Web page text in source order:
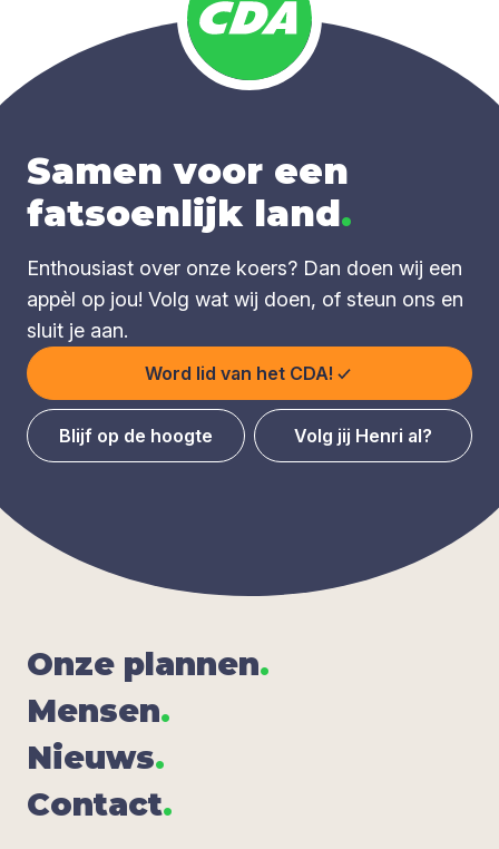
Samen voor een
fatsoenlijk land.
Enthousiast over onze koers? Dan doen wij een
appèl op jou! Volg wat wij doen, of steun ons en
sluit je aan.
Word lid van het CDA!
Blijf op de hoogte Volg jij Henri al?
Onze plan­nen.
Men­sen.
Nieuws.
Con­tact.